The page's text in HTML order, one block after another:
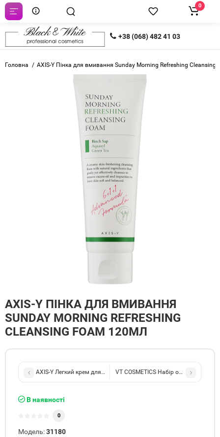
+38 (068) 482 41 03
0
Головна AXIS-Y Пінка для вмивання Sunday Morning Refreshing Cleansing
AXIS-Y ПІНКА ДЛЯ ВМИВАННЯ
SUNDAY MORNING REFRESHING
CLEANSING FOAM 120МЛ
AXIS-Y Легкий крем для чутливої шкіри Heartleaf My Type
VT COSMETICS Набір освітлюючих
В наявності
0
Модель:31180